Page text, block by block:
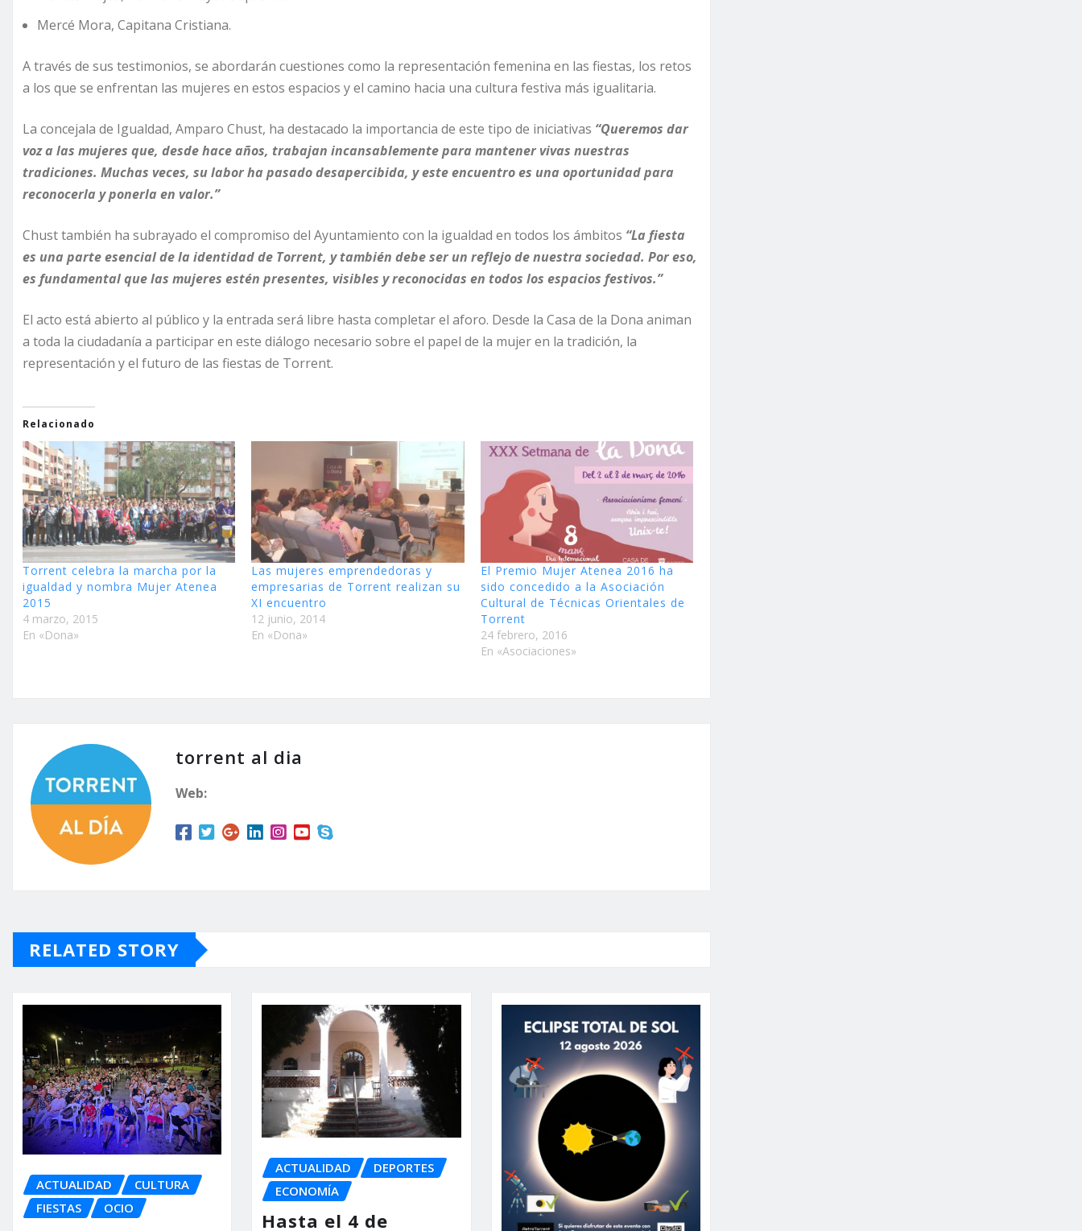
Mercé Mora, Capitana Cristiana.
A través de sus testimonios, se abordarán cuestiones como la representación femenina en las fiestas, los retos
a los que se enfrentan las mujeres en estos espacios y el camino hacia una cultura festiva más igualitaria.
La concejala de Igualdad, Amparo Chust, ha destacado la importancia de este tipo de iniciativas “Queremos dar
voz a las mujeres que, desde hace años, trabajan incansablemente para mantener vivas nuestras
tradiciones. Muchas veces, su labor ha pasado desapercibida, y este encuentro es una oportunidad para
reconocerla y ponerla en valor.”
Chust también ha subrayado el compromiso del Ayuntamiento con la igualdad en todos los ámbitos “La fiesta
es una parte esencial de la identidad de Torrent, y también debe ser un reflejo de nuestra sociedad. Por eso,
es fundamental que las mujeres estén presentes, visibles y reconocidas en todos los espacios festivos.”
El acto está abierto al público y la entrada será libre hasta completar el aforo. Desde la Casa de la Dona animan
a toda la ciudadanía a participar en este diálogo necesario sobre el papel de la mujer en la tradición, la
representación y el futuro de las fiestas de Torrent.
Relacionado
Torrent celebra la marcha por la
igualdad y nombra Mujer Atenea
2015
4 marzo, 2015
En «Dona»
Las mujeres emprendedoras y
empresarias de Torrent realizan su
XI encuentro
12 junio, 2014
En «Dona»
El Premio Mujer Atenea 2016 ha
sido concedido a la Asociación
Cultural de Técnicas Orientales de
Torrent
24 febrero, 2016
En «Asociaciones»
torrent al dia
Web:
RELATED STORY
ACTUALIDAD
CULTURA
FIESTAS
OCIO
ACTUALIDAD
DEPORTES
ECONOMÍA
Hasta el 4 de